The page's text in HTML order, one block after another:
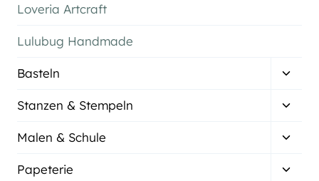
Loveria Artcraft
Lulubug Handmade
Basteln
Stanzen & Stempeln
Malen & Schule
Papeterie